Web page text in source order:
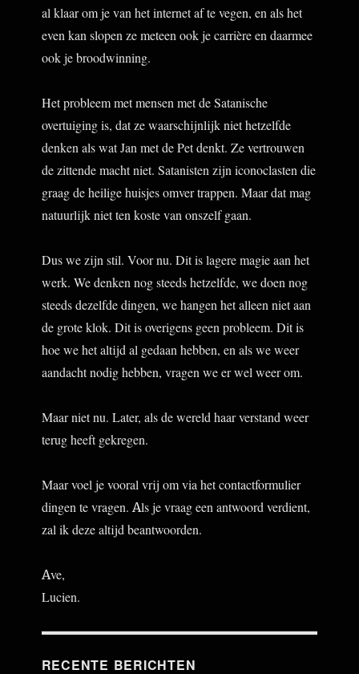
al klaar om je van het internet af te vegen, en als het
even kan slopen ze meteen ook je carrière en daarmee
ook je broodwinning.
Het probleem met mensen met de Satanische
overtuiging is, dat ze waarschijnlijk niet hetzelfde
denken als wat Jan met de Pet denkt. Ze vertrouwen
de zittende macht niet. Satanisten zijn iconoclasten die
graag de heilige huisjes omver trappen. Maar dat mag
natuurlijk niet ten koste van onszelf gaan.
Dus we zijn stil. Voor nu. Dit is lagere magie aan het
werk. We denken nog steeds hetzelfde, we doen nog
steeds dezelfde dingen, we hangen het alleen niet aan
de grote klok. Dit is overigens geen probleem. Dit is
hoe we het altijd al gedaan hebben, en als we weer
aandacht nodig hebben, vragen we er wel weer om.
Maar niet nu. Later, als de wereld haar verstand weer
terug heeft gekregen.
Maar voel je vooral vrij om via het contactformulier
dingen te vragen. Als je vraag een antwoord verdient,
zal ik deze altijd beantwoorden.
Ave,
Lucien.
RECENTE BERICHTEN